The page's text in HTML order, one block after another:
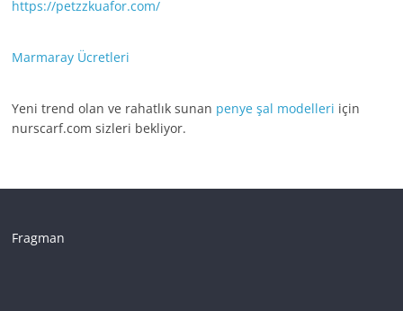
https://petzzkuafor.com/
Marmaray Ücretleri
Yeni trend olan ve rahatlık sunan penye şal modelleri için
nurscarf.com sizleri bekliyor.
Fragman